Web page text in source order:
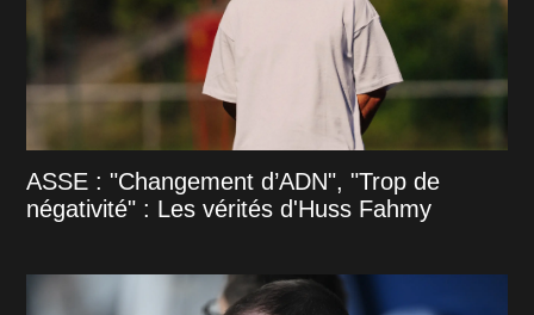
ASSE : "Changement d’ADN", "Trop de
négativité" : Les vérités d'Huss Fahmy